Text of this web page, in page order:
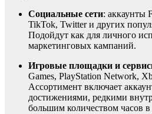
Социальные сети: аккаунты
TikTok, Twitter и других
Подойдут как для личного
маркетинговых кампаний.
Игровые площадки и
Games, PlayStation Network,
Ассортимент включает
достижениями, редкими
большим количеством часов в